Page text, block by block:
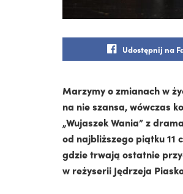
Udostępnij na
Marzymy o zmianach w
na nie szansa, wówczas
„Wujaszek Wania” z
od najbliższego piątku 11
gdzie trwają ostatnie
w reżyserii Jędrzeja